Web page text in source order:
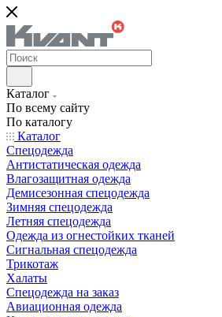
Каталог
По всему сайту
По каталогу
Каталог
Спецодежда
Антистатическая одежда
Влагозащитная одежда
Демисезонная спецодежда
Зимняя спецодежда
Летняя спецодежда
Одежда из огнестойких тканей
Сигнальная спецодежда
Трикотаж
Халаты
Спецодежда на заказ
Авиационная одежда